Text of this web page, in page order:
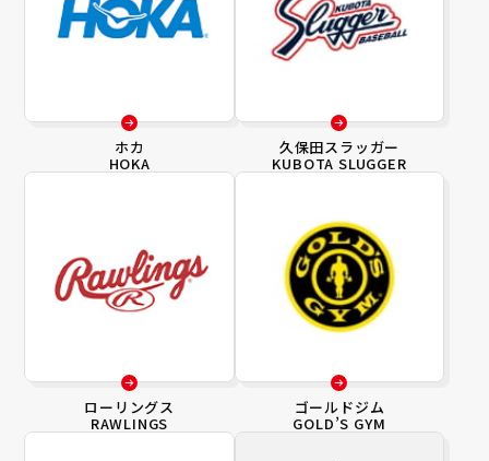
ホカ
HOKA
久保田スラッガー
KUBOTA SLUGGER
ローリングス
RAWLINGS
ゴールドジム
GOLD’S GYM